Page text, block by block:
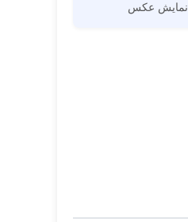
نمايش عکس